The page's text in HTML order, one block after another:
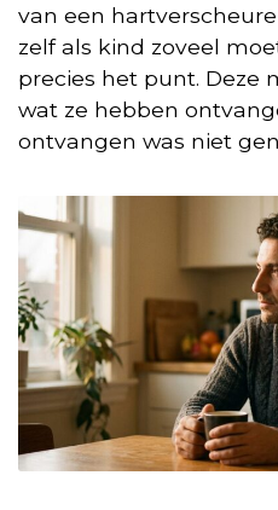
van een
zelf als kind zoveel
precies het punt. Deze
wat ze hebben
ontvangen was niet